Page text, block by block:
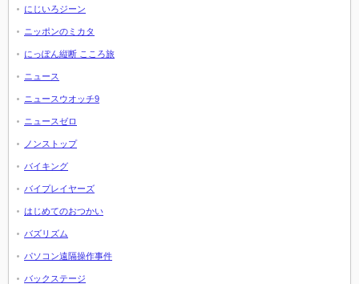
にじいろジーン
ニッポンのミカタ
にっぽん縦断 こころ旅
ニュース
ニュースウオッチ9
ニュースゼロ
ノンストップ
バイキング
バイプレイヤーズ
はじめてのおつかい
バズリズム
パソコン遠隔操作事件
バックステージ